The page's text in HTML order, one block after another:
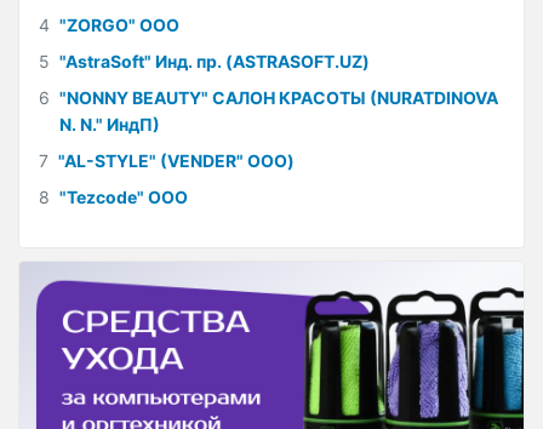
4 "ZORGO" ООО
5 "AstraSoft" Инд. пр. (ASTRASOFT.UZ)
6 "NONNY BEAUTY" САЛОН КРАСОТЫ (NURATDINOVA
N. N." ИндП)
7 "AL-STYLE" (VENDER" ООО)
8 "Tezcode" ООО